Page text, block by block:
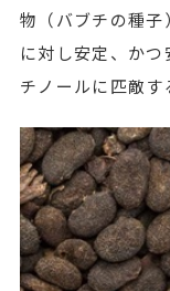
物（バブチの種
に対し安定、か
チノールに匹敵す